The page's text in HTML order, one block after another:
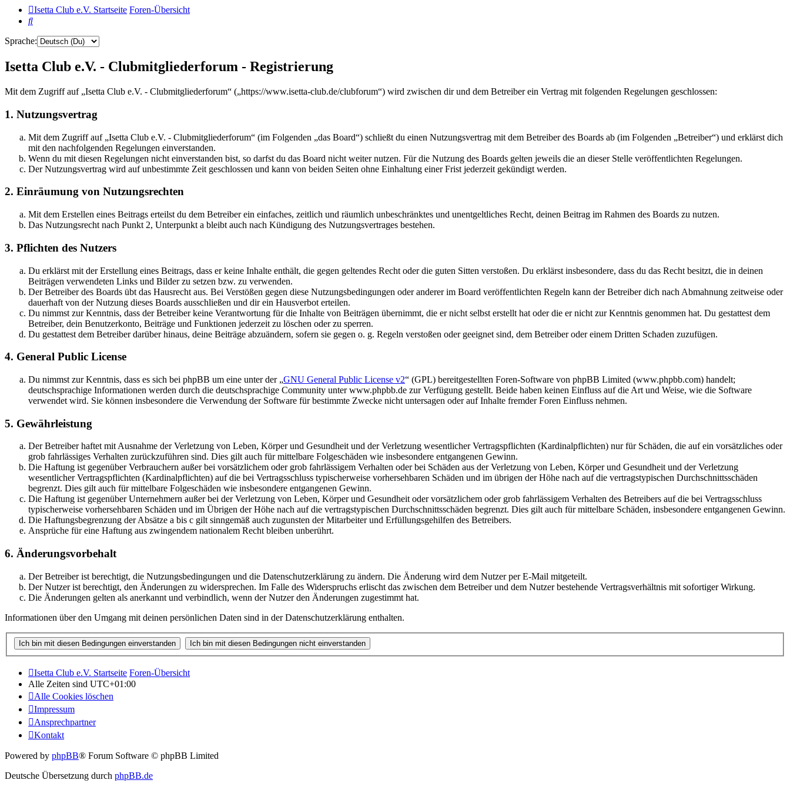
Isetta Club e.V. Startseite Foren-Übersicht
Suche
Sprache:
Isetta Club e.V. - Clubmitgliederforum - Registrierung
Mit dem Zugriff auf „Isetta Club e.V. - Clubmitgliederforum“ („https://www.isetta-club.de/clubforum“) wird zwischen dir und dem Betreiber ein Vertrag mit folgenden Regelungen geschlossen:
1. Nutzungsvertrag
Mit dem Zugriff auf „Isetta Club e.V. - Clubmitgliederforum“ (im Folgenden „das Board“) schließt du einen Nutzungsvertrag mit dem Betreiber des Boards ab (im Folgenden „Betreiber“) und erklärst dich
mit den nachfolgenden Regelungen einverstanden.
Wenn du mit diesen Regelungen nicht einverstanden bist, so darfst du das Board nicht weiter nutzen. Für die Nutzung des Boards gelten jeweils die an dieser Stelle veröffentlichten Regelungen.
Der Nutzungsvertrag wird auf unbestimmte Zeit geschlossen und kann von beiden Seiten ohne Einhaltung einer Frist jederzeit gekündigt werden.
2. Einräumung von Nutzungsrechten
Mit dem Erstellen eines Beitrags erteilst du dem Betreiber ein einfaches, zeitlich und räumlich unbeschränktes und unentgeltliches Recht, deinen Beitrag im Rahmen des Boards zu nutzen.
Das Nutzungsrecht nach Punkt 2, Unterpunkt a bleibt auch nach Kündigung des Nutzungsvertrages bestehen.
3. Pflichten des Nutzers
Du erklärst mit der Erstellung eines Beitrags, dass er keine Inhalte enthält, die gegen geltendes Recht oder die guten Sitten verstoßen. Du erklärst insbesondere, dass du das Recht besitzt, die in deinen
Beiträgen verwendeten Links und Bilder zu setzen bzw. zu verwenden.
Der Betreiber des Boards übt das Hausrecht aus. Bei Verstößen gegen diese Nutzungsbedingungen oder anderer im Board veröffentlichten Regeln kann der Betreiber dich nach Abmahnung zeitweise oder
dauerhaft von der Nutzung dieses Boards ausschließen und dir ein Hausverbot erteilen.
Du nimmst zur Kenntnis, dass der Betreiber keine Verantwortung für die Inhalte von Beiträgen übernimmt, die er nicht selbst erstellt hat oder die er nicht zur Kenntnis genommen hat. Du gestattest dem
Betreiber, dein Benutzerkonto, Beiträge und Funktionen jederzeit zu löschen oder zu sperren.
Du gestattest dem Betreiber darüber hinaus, deine Beiträge abzuändern, sofern sie gegen o. g. Regeln verstoßen oder geeignet sind, dem Betreiber oder einem Dritten Schaden zuzufügen.
4. General Public License
Du nimmst zur Kenntnis, dass es sich bei phpBB um eine unter der „GNU General Public License v2“ (GPL) bereitgestellten Foren-Software von phpBB Limited (www.phpbb.com) handelt;
deutschsprachige Informationen werden durch die deutschsprachige Community unter www.phpbb.de zur Verfügung gestellt. Beide haben keinen Einfluss auf die Art und Weise, wie die Software
verwendet wird. Sie können insbesondere die Verwendung der Software für bestimmte Zwecke nicht untersagen oder auf Inhalte fremder Foren Einfluss nehmen.
5. Gewährleistung
Der Betreiber haftet mit Ausnahme der Verletzung von Leben, Körper und Gesundheit und der Verletzung wesentlicher Vertragspflichten (Kardinalpflichten) nur für Schäden, die auf ein vorsätzliches oder
grob fahrlässiges Verhalten zurückzuführen sind. Dies gilt auch für mittelbare Folgeschäden wie insbesondere entgangenen Gewinn.
Die Haftung ist gegenüber Verbrauchern außer bei vorsätzlichem oder grob fahrlässigem Verhalten oder bei Schäden aus der Verletzung von Leben, Körper und Gesundheit und der Verletzung
wesentlicher Vertragspflichten (Kardinalpflichten) auf die bei Vertragsschluss typischerweise vorhersehbaren Schäden und im übrigen der Höhe nach auf die vertragstypischen Durchschnittsschäden
begrenzt. Dies gilt auch für mittelbare Folgeschäden wie insbesondere entgangenen Gewinn.
Die Haftung ist gegenüber Unternehmern außer bei der Verletzung von Leben, Körper und Gesundheit oder vorsätzlichem oder grob fahrlässigem Verhalten des Betreibers auf die bei Vertragsschluss
typischerweise vorhersehbaren Schäden und im Übrigen der Höhe nach auf die vertragstypischen Durchschnittsschäden begrenzt. Dies gilt auch für mittelbare Schäden, insbesondere entgangenen Gewinn.
Die Haftungsbegrenzung der Absätze a bis c gilt sinngemäß auch zugunsten der Mitarbeiter und Erfüllungsgehilfen des Betreibers.
Ansprüche für eine Haftung aus zwingendem nationalem Recht bleiben unberührt.
6. Änderungsvorbehalt
Der Betreiber ist berechtigt, die Nutzungsbedingungen und die Datenschutzerklärung zu ändern. Die Änderung wird dem Nutzer per E-Mail mitgeteilt.
Der Nutzer ist berechtigt, den Änderungen zu widersprechen. Im Falle des Widerspruchs erlischt das zwischen dem Betreiber und dem Nutzer bestehende Vertragsverhältnis mit sofortiger Wirkung.
Die Änderungen gelten als anerkannt und verbindlich, wenn der Nutzer den Änderungen zugestimmt hat.
Informationen über den Umgang mit deinen persönlichen Daten sind in der Datenschutzerklärung enthalten.
Isetta Club e.V. Startseite Foren-Übersicht
Alle Zeiten sind UTC+01:00
Alle Cookies löschen
Impressum
Ansprechpartner
Kontakt
Powered by phpBB® Forum Software © phpBB Limited
Deutsche Übersetzung durch phpBB.de